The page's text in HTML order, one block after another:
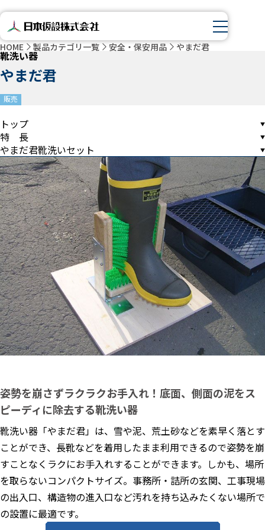
HOME 製品カテゴリ一覧 安全・保安用品 やまだ君
靴洗い器
やまだ君
販売
トップ
特 長
やまだ君靴洗いセット
姿勢を崩さずラクラクお手入れ！底面、側面の泥をス
ピーディに除去する靴洗い器
靴洗い器「やまだ君」は、雪や泥、荒土砂などを素早く落とす
ことができ、長靴などを着用したまま利用できるので姿勢を崩
すことなくラクにお手入れすることができます。しかも、場所
を取らないコンパクトサイズ。事務所・詰所の玄関、工事現場
の出入口、構造物の進入口など汚れを持ち込みたくない場所で
の設置に最適です。